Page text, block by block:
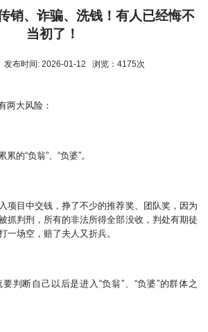
销、诈骗、洗钱！有人已经悔不
当初了！
发布时间: 2026-01-12 浏览：4175次
两大风险：
的“负翁”、“负婆”。
项目中交钱，挣了不少的推荐奖、团队奖，因为
抓判刑，所有的非法所得全部没收，判处有期徒
场空，赔了夫人又折兵。
判断自己以后是进入“负翁”、“负婆”的群体之